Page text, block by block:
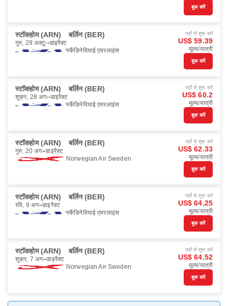
बुक करें
स्टॉकहोम (ARN) बर्लिन (BER)
गुरु, 29 अक्टू॰ डाइरैक्ट
स्कैंडिनेवियाई एयरलाइंस
यहाँ से शुरू करें
US$ 59.39
मूल्य/यात्री
बुक करें
स्टॉकहोम (ARN) बर्लिन (BER)
शुक्र, 28 अग॰ डाइरैक्ट
स्कैंडिनेवियाई एयरलाइंस
यहाँ से शुरू करें
US$ 60.2
मूल्य/यात्री
बुक करें
स्टॉकहोम (ARN) बर्लिन (BER)
गुरु, 20 अग॰ डाइरैक्ट
Norwegian Air Sweden
यहाँ से शुरू करें
US$ 62.33
मूल्य/यात्री
बुक करें
स्टॉकहोम (ARN) बर्लिन (BER)
रवि, 9 अग॰ डाइरैक्ट
स्कैंडिनेवियाई एयरलाइंस
यहाँ से शुरू करें
US$ 64.25
मूल्य/यात्री
बुक करें
स्टॉकहोम (ARN) बर्लिन (BER)
शुक्र, 7 अग॰ डाइरैक्ट
Norwegian Air Sweden
यहाँ से शुरू करें
US$ 64.52
मूल्य/यात्री
बुक करें